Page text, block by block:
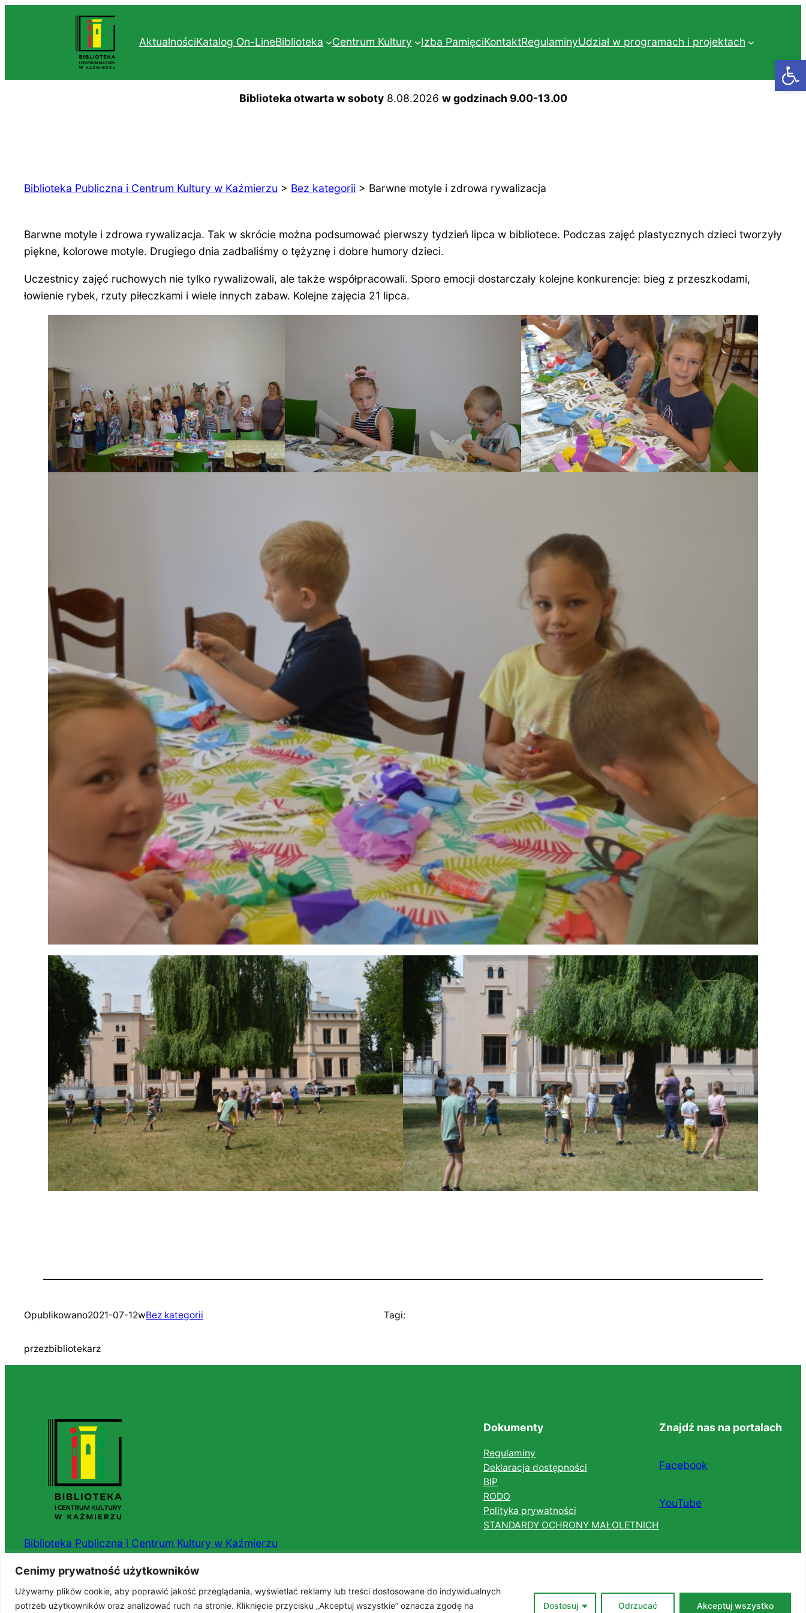
Cenimy prywatność użytkowników
Używamy plików cookie, aby poprawić jakość przeglądania, wyświetlać reklamy lub treści dostosowane do indywidualnych
potrzeb użytkowników oraz analizować ruch na stronie. Kliknięcie przycisku „Akceptuj wszystkie” oznacza zgodę na
Dostosuj Odrzucać Akceptuj wszystko
AktualnościKatalog On-LineBiblioteka Centrum Kultury Izba PamięciKontaktRegulaminyUdział w programach i projektach
Biblioteka otwarta w soboty8.08.2026 w godzinach 9.00-13.00
Biblioteka Publiczna i Centrum Kultury w Kaźmierzu > Bez kategorii > Barwne motyle i zdrowa rywalizacja
Barwne motyle i zdrowa rywalizacja. Tak w skrócie można podsumować pierwszy tydzień lipca w bibliotece. Podczas zajęć plastycznych dzieci tworzyły
piękne, kolorowe motyle. Drugiego dnia zadbaliśmy o tężyznę i dobre humory dzieci.
Uczestnicy zajęć ruchowych nie tylko rywalizowali, ale także współpracowali. Sporo emocji dostarczały kolejne konkurencje: bieg z przeszkodami,
łowienie rybek, rzuty piłeczkami i wiele innych zabaw. Kolejne zajęcia 21 lipca.
Opublikowano2021-07-12wBez kategorii
przezbibliotekarz
Tagi:
Biblioteka Publiczna i Centrum Kultury w Kaźmierzu
ul. Nowowiejska 15, 64-530 Kaźmierz
tel. 61 29 18 072
Dokumenty
Regulaminy
Deklaracja dostępności
BIP
RODO
Polityka prywatności
STANDARDY OCHRONY MAŁOLETNICH
Znajdź nas na portalach
Facebook
YouTube